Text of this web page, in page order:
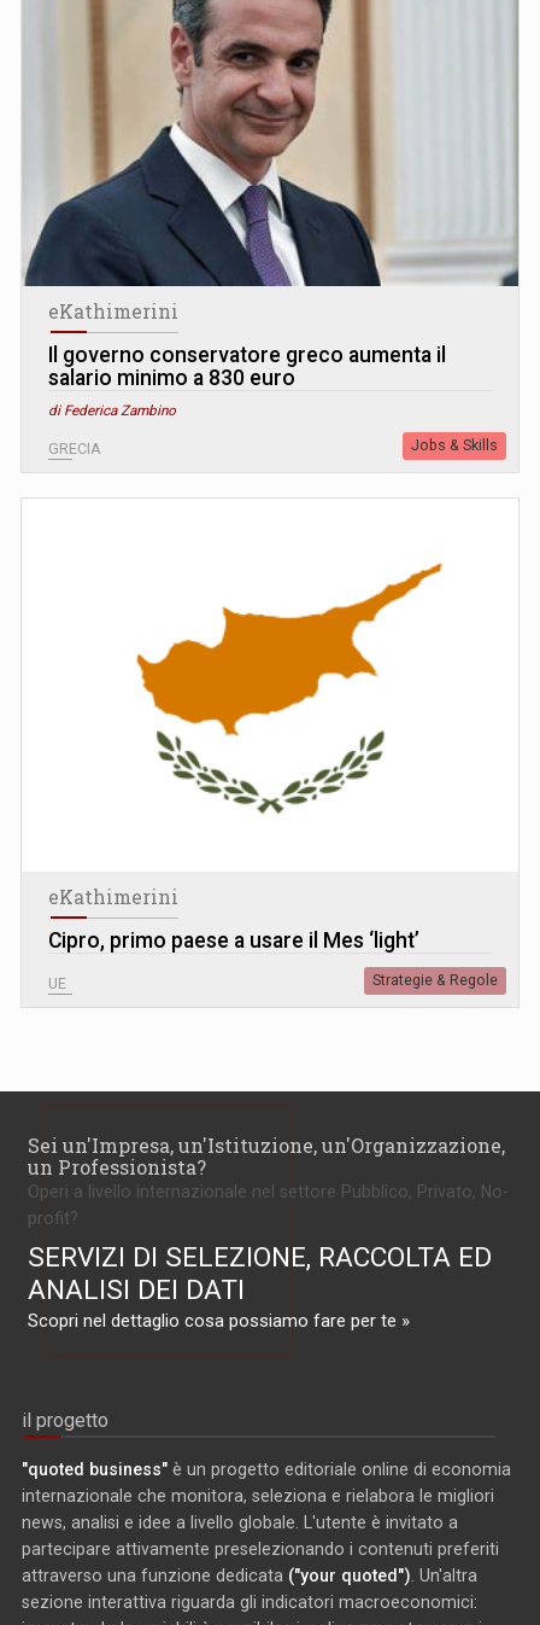
eKathimerini
Il governo conservatore greco aumenta il
salario minimo a 830 euro
di Federica Zambino
GRECIA Jobs & Skills
eKathimerini
Cipro, primo paese a usare il Mes ‘light’
UE Strategie & Regole
Sei un'Impresa, un'Istituzione, un'Organizzazione,
un Professionista?
Operi a livello internazionale nel settore Pubblico, Privato, No-
profit?
SERVIZI DI SELEZIONE, RACCOLTA ED
ANALISI DEI DATI
Scopri nel dettaglio cosa possiamo fare per te »
il progetto
"quoted business" è un progetto editoriale online di economia
internazionale che monitora, seleziona e rielabora le migliori
news, analisi e idee a livello globale. L'utente è invitato a
partecipare attivamente preselezionando i contenuti preferiti
attraverso una funzione dedicata ("your quoted") . Un'altra
sezione interattiva riguarda gli indicatori macroeconomici: